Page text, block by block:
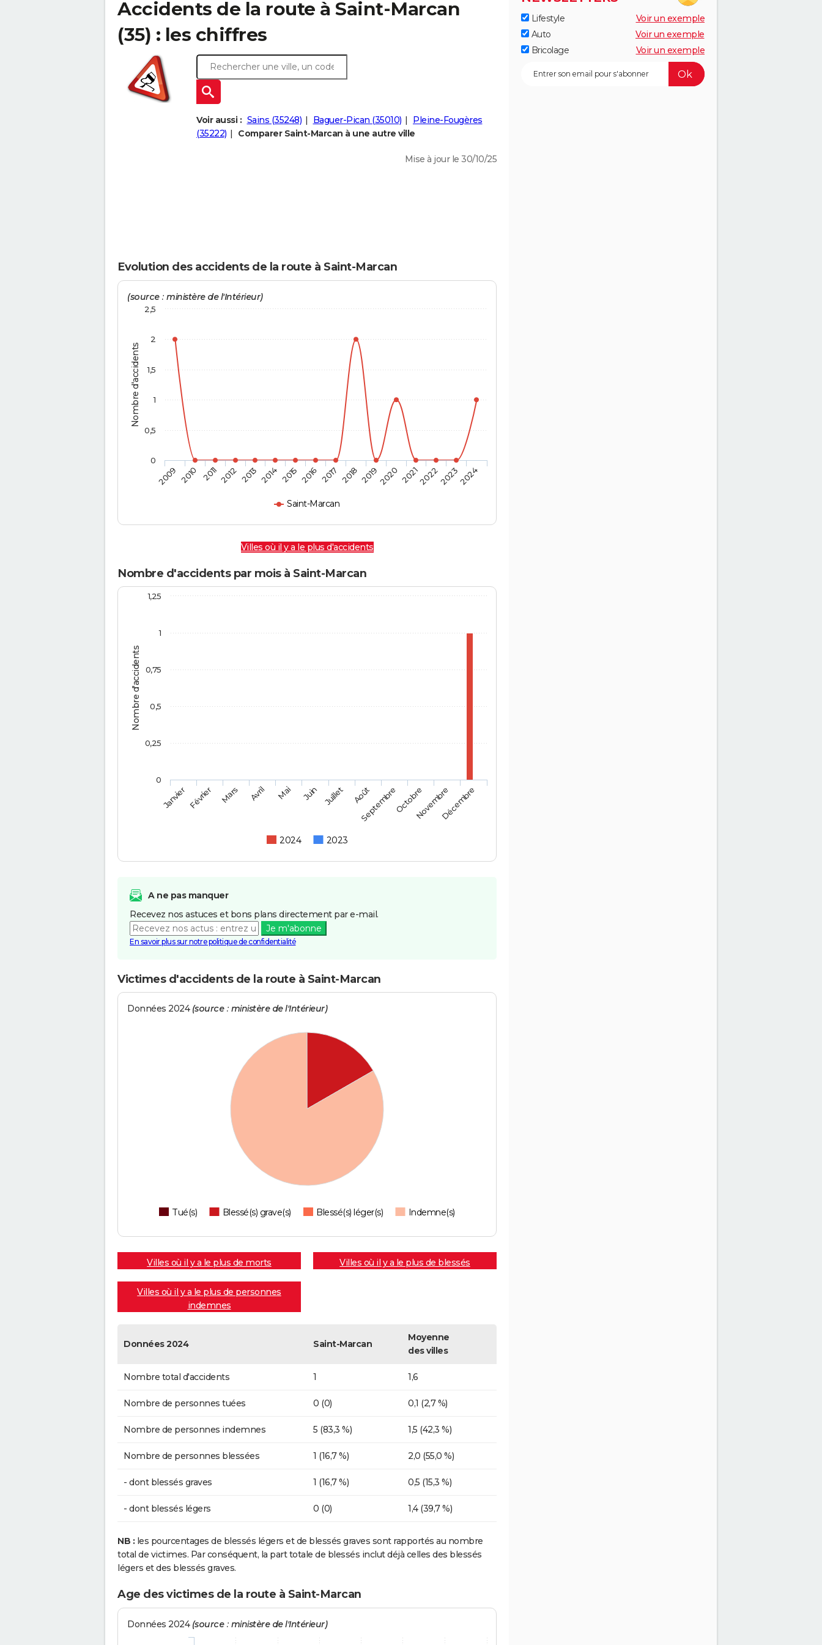
Accidents de la route à Saint-Marcan
(35) : les chiffres
Voir aussi : Sains (35248) Baguer-Pican (35010)
Pleine-Fougères
(35222)
Comparer Saint-Marcan à une autre ville
Mise à jour le 30/10/25
Evolution des accidents de la route à Saint-Marcan
Nombre d'accidents
(source : ministère de l'Intérieur)
Saint-Marcan
2009 2010 2011 2012 2013 2014 2015 2016 2017 2018 20192020 2021202220232024
0
0,5
1
1,5
2
2,5
Villes où il y a le plus d'accidents
Nombre d'accidents par mois à Saint-Marcan
Nombre d'accidents
2024 2023
JanvierFévrier Mars Avril Mai Juin Juillet Août
SeptembreOctobreNovembreDécembre
0
1
0,25
0,5
0,75
1,25
A ne pas manquer
Recevez nos astuces et bons plans directement par e-mail.
Je m'abonne
En savoir plus sur notre politique de confidentialité
Victimes d'accidents de la route à Saint-Marcan
Données 2024 (source : ministère de l'Intérieur)
Tué(s) Blessé(s) grave(s) Blessé(s) léger(s) Indemne(s)
Villes où il y a le plus de morts Villes où il y a le plus de blessés
Villes où il y a le plus de personnes
indemnes
Données 2024 Saint-Marcan
Moyenne
des villes
Nombre total d'accidents 1 1,6
Nombre de personnes tuées 0 (0) 0,1 (2,7 %)
Nombre de personnes indemnes 5 (83,3 %) 1,5 (42,3 %)
Nombre de personnes blessées 1 (16,7 %) 2,0 (55,0 %)
- dont blessés graves 1 (16,7 %) 0,5 (15,3 %)
- dont blessés légers 0 (0) 1,4 (39,7 %)
NB : les pourcentages de blessés légers et de blessés graves sont rapportés au nombre
total de victimes. Par conséquent, la part totale de blessés inclut déjà celles des blessés
légers et des blessés graves.
Age des victimes de la route à Saint-Marcan
Données 2024 (source : ministère de l'Intérieur)
Lifestyle
Voir un exemple
Auto
Voir un exemple
Bricolage
Voir un exemple